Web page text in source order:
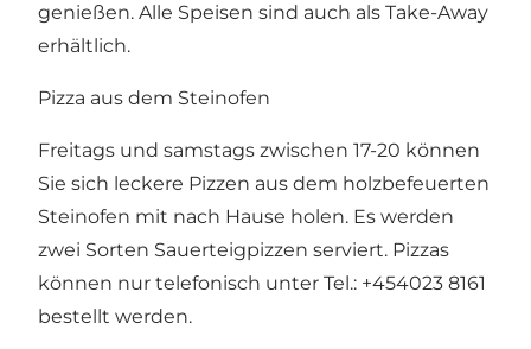
genießen. Alle Speisen sind auch als Take-Away
erhältlich.
Pizza aus dem Steinofen
Freitags und samstags zwischen 17-20 können
Sie sich leckere Pizzen aus dem holzbefeuerten
Steinofen mit nach Hause holen. Es werden
zwei Sorten Sauerteigpizzen serviert. Pizzas
können nur telefonisch unter Tel.: +454023 8161
bestellt werden.